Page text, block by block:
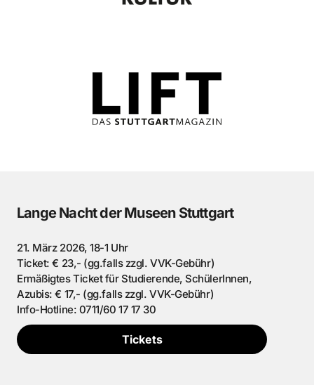
Lange Nacht der Museen Stuttgart
21. März 2026, 18-1 Uhr
Ticket: € 23,- (gg.falls zzgl. VVK-Gebühr)
Ermäßigtes Ticket für Studierende, SchülerInnen,
Azubis: € 17,- (gg.falls zzgl. VVK-Gebühr)
Info-Hotline: 0711/60 17 17 30
Tickets